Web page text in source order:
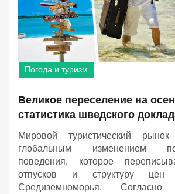
Погода и туризм
Великое переселение на
статистика шведского
Мировой туристический
глобальным изменением
поведения, которое
отпусков и структуру цен
Средиземноморья. Согласно